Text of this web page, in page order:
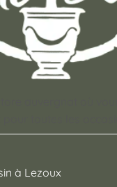
à Lezoux